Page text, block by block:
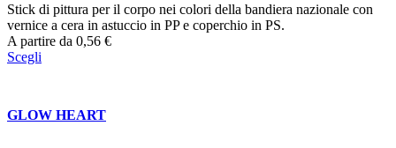
Stick di pittura per il corpo nei colori della bandiera nazionale con
vernice a cera in astuccio in PP e coperchio in PS.
A partire da 0,56 €
Scegli
GLOW HEART